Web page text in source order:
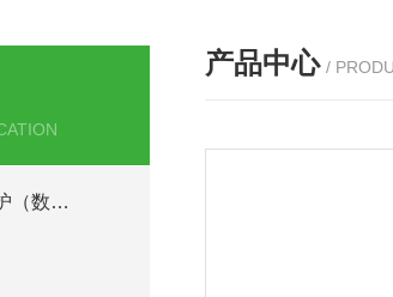
交流（AC）电流保护（数码型）
产品中心 /